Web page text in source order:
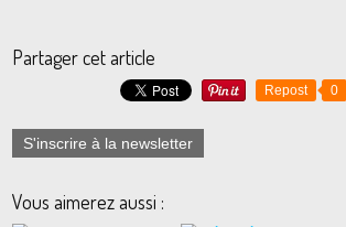
Partager cet article
Repost 0
S'inscrire à la newsletter
Vous aimerez aussi :